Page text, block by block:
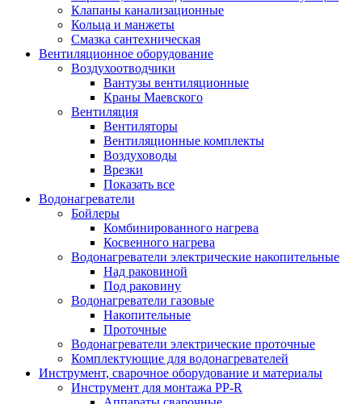
Клапаны канализационные
Кольца и манжеты
Смазка сантехническая
Вентиляционное оборудование
Воздухоотводчики
Вантузы вентиляционные
Краны Маевского
Вентиляция
Вентиляторы
Вентиляционные комплекты
Воздуховоды
Врезки
Показать все
Водонагреватели
Бойлеры
Комбинированного нагрева
Косвенного нагрева
Водонагреватели электрические накопительные
Над раковиной
Под раковину
Водонагреватели газовые
Накопительные
Проточные
Водонагреватели электрические проточные
Комплектующие для водонагревателей
Инструмент, сварочное оборудование и материалы
Инструмент для монтажа PP-R